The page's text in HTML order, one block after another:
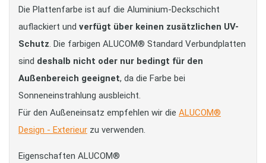
Die Plattenfarbe ist auf die Aluminium-Deckschicht
auflackiert und verfügt über keinen zusätzlichen UV-
Schutz. Die farbigen ALUCOM® Standard Verbundplatten
sind deshalb nicht oder nur bedingt für den
Außenbereich geeignet, da die Farbe bei
Sonneneinstrahlung ausbleicht.
Für den Außeneinsatz empfehlen wir die ALUCOM®
Design - Exterieur zu verwenden.
Eigenschaften ALUCOM®